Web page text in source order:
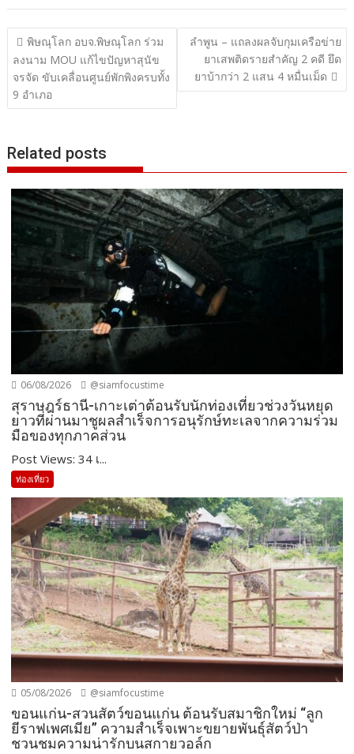
แนะแนว
เรื่อง
พิษณุโลก อบจ.พิษณุโลก ร่วม
ลงนาม MOU แก้ไขปัญหาสุนัข
จรจัด ขับเคลื่อนศูนย์พักพิงครบทั้ง
9 อำเภอ
ลำพูน – แถลงผลจับกุมเครือข่าย
ยาเสพติดรายสำคัญ 2 คดี ยึด
ยาบ้ากว่า 2 แสน 4 หมื่นเม็ด
Related posts
06/08/2026 @siamfocustime
สุราษฎร์ธานี-เกาะเต่าต้อนรับนักท่องเที่ยวช่วงวันหยุด
ยาวที่ผ่านมาชูผลสำเร็จการอนุรักษ์ทะเลจากความร่วม
มือของทุกภาคส่วน
Post Views: 34 เ...
ท่องเที่ยว
05/08/2026 @siamfocustime
ขอนแก่น-สวนสัตว์ขอนแก่น ต้อนรับสมาชิกใหม่ “ลูก
ยีราฟเพศเมีย” ความสำเร็จเพาะขยายพันธุ์สัตว์ป่า
ชวนชมความน่ารักบนสกายวอล์ก